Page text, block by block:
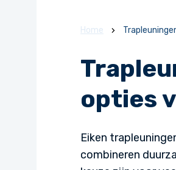
Home
opties
Eiken
combineren